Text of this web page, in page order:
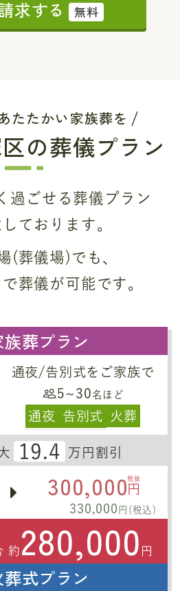
求する 無料
たたかい家族葬を
の葬儀プラン
過ごせる葬儀プラン
ております。
(葬儀場)でも、
葬儀が可能です。
族葬プラン
通夜/告別式をご家族で
5~30 名ほど
通夜 告別式 火葬
19.4 万円割引
300,000税抜
円
330,000 円(税込)
約 280,000 円
葬式プラン